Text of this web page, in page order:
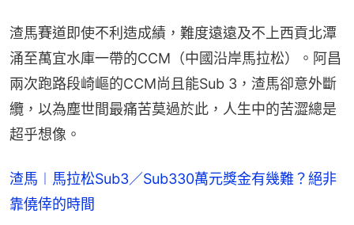
渣馬賽道即使不利造成績，難度遠遠及不上西貢北潭
涌至萬宜水庫一帶的CCM（中國沿岸馬拉松）。阿昌
兩次跑路段崎嶇的CCM尚且能Sub 3，渣馬卻意外斷
纜，以為塵世間最痛苦莫過於此，人生中的苦澀總是
超乎想像。
渣馬︱馬拉松Sub3／Sub330萬元獎金有幾難？絕非
靠僥倖的時間